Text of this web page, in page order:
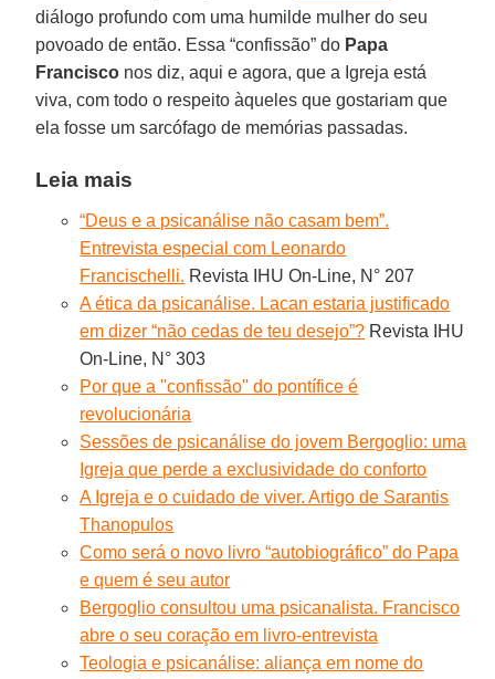
diálogo profundo com uma humilde mulher do seu
povoado de então. Essa “confissão” do Papa
Francisco nos diz, aqui e agora, que a Igreja está
viva, com todo o respeito àqueles que gostariam que
ela fosse um sarcófago de memórias passadas.
Leia mais
“Deus e a psicanálise não casam bem”.
Entrevista especial com Leonardo
Francischelli. Revista IHU On-Line, N° 207
A ética da psicanálise. Lacan estaria justificado
em dizer “não cedas de teu desejo”? Revista IHU
On-Line, N° 303
Por que a ''confissão'' do pontífice é
revolucionária
Sessões de psicanálise do jovem Bergoglio: uma
Igreja que perde a exclusividade do conforto
A Igreja e o cuidado de viver. Artigo de Sarantis
Thanopulos
Como será o novo livro “autobiográfico” do Papa
e quem é seu autor
Bergoglio consultou uma psicanalista. Francisco
abre o seu coração em livro-entrevista
Teologia e psicanálise: aliança em nome do